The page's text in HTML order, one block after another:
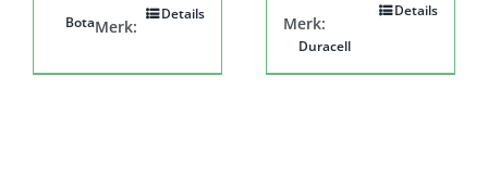
Details
Merk:
Bota
Details
Merk:
Duracell